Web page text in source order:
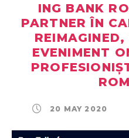
ING BANK
PARTNER ÎN
EVENIMENT
20 MAY 2020